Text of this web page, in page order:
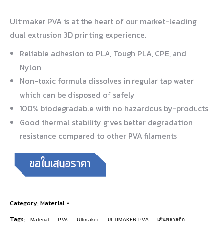
Ultimaker PVA is at the heart of our market-leading
dual extrusion 3D printing experience.
Reliable adhesion to PLA, Tough PLA, CPE, and
Nylon
Non-toxic formula dissolves in regular tap water
which can be disposed of safely
100% biodegradable with no hazardous by-products
Good thermal stability gives better degradation
resistance compared to other PVA filaments
Category:Material
Tags:
Material PVA Ultimaker ULTIMAKER PVA เส้นพลาสติก